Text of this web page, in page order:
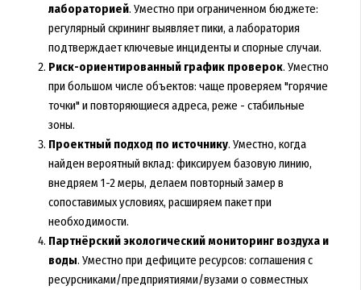
лабораторией. Уместно при ограниченном бюджете:
регулярный скрининг выявляет пики, а лаборатория
подтверждает ключевые инциденты и спорные случаи.
Риск-ориентированный график проверок. Уместно
при большом числе объектов: чаще проверяем "горячие
точки" и повторяющиеся адреса, реже - стабильные
зоны.
Проектный подход по источнику. Уместно, когда
найден вероятный вклад: фиксируем базовую линию,
внедряем 1-2 меры, делаем повторный замер в
сопоставимых условиях, расширяем пакет при
необходимости.
Партнёрский экологический мониторинг воздуха и
воды. Уместно при дефиците ресурсов: соглашения с
ресурсниками/предприятиями/вузами о совместных